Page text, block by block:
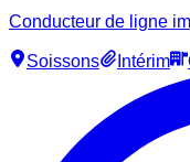
Conducteur de ligne
Soissons Intérim